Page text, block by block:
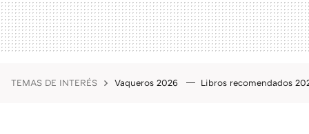
TEMAS DE INTERÉS Vaqueros 2026 Libros recomendados